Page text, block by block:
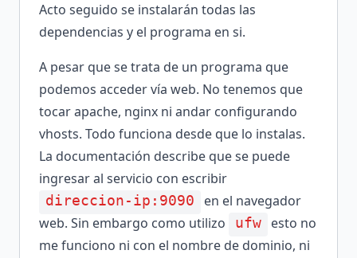
Acto seguido se instalarán todas las
dependencias y el programa en si.
A pesar que se trata de un programa que
podemos acceder vía web. No tenemos que
tocar apache, nginx ni andar configurando
vhosts. Todo funciona desde que lo instalas.
La documentación describe que se puede
ingresar al servicio con escribir
direccion-ip:9090
en el navegador
web. Sin embargo como utilizo
ufw
esto no
me funciono ni con el nombre de dominio, ni